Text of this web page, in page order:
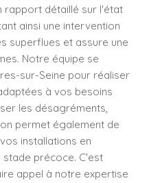
rapport détaillé sur l'état
ainsi une intervention
superflues et assure une
Notre équipe se
sur-Seine pour réaliser
à vos besoins
les désagréments,
permet également de
installations en
stade précoce. C'est
appel à notre expertise